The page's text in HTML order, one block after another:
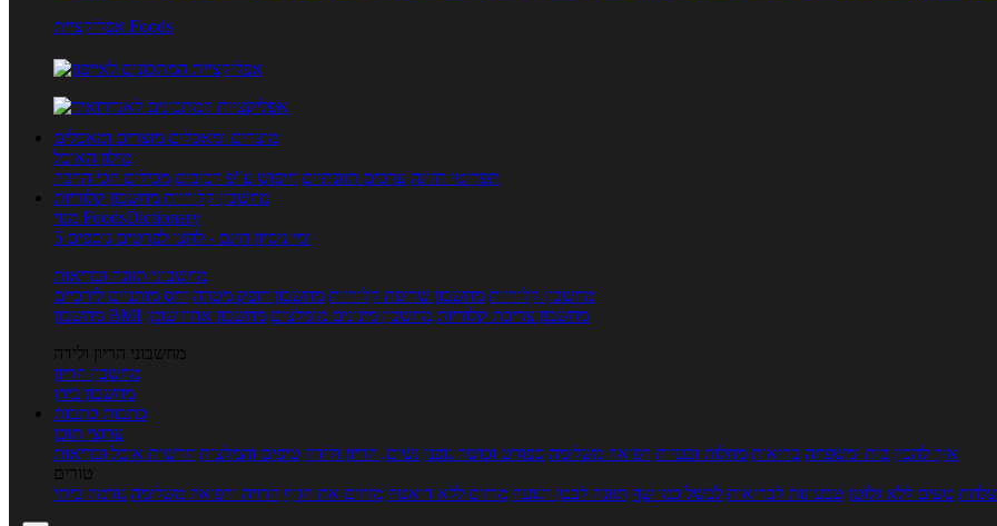
אפליקציית Foods
מוצרים ומאכלים מוצרים ומאכלים
מילון האוכל
תפריטי תזונה ערכים תזונתיים חיפוש ע"פ רכיבים מכילים הכי הרבה
מחשבון קלוריות מחשבון קלוריות
מנוי FoodsDictionary
5 ימי ניסיון חינם - לחצו לפרטים נוספים
מחשבוני תזונה ובריאות
מחשבון קלוריות מחשבון שריפת קלוריות מחשבון דופק מטרה יחס מותניים לירכיים
מחשבון BMI
מחשבון צריכת קלוריות מחשבון מינונים מומלצים מחשבון אחוז שומן
מחשבוני הריון ולידה
מחשבון הריון
מחשבון ביוץ
כתבות כתבות
ערוצי תוכן
איך להכין בית ומשפחה בריאות מחלות ובעיות רפואה משלימה ספורט וכושר גופני נשים, הריון ולידה טיפים והמלצות חדשות אוכל ובריאות
טורים
טעים ללא גלוטן טבעונות לבריאות לבשל כמו שף תזונה לבטן רגועה מרזים ללא דיאטה מזיזים את הגוף הרזיה ורפואה משלימה גורמה ביתי